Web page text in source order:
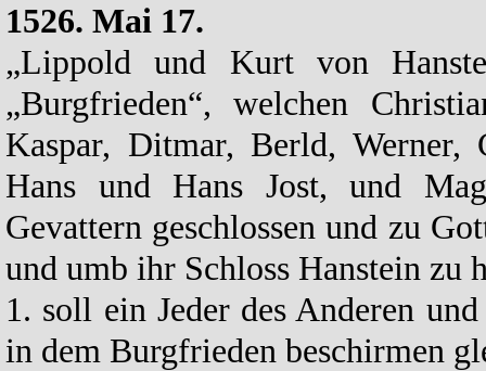
1526. Mai 17.
„Lippold und Kurt von
„Burgfrieden“, welchen
Kaspar, Ditmar, Berld,
Hans und Hans Jost, und
Gevattern geschlossen und zu
und umb ihr Schloss Hanstein zu
1. soll ein Jeder des Anderen
in dem Burgfrieden beschirmen